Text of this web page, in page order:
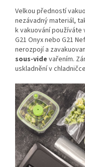
Velkou předností
nezávadný materiál,
k vakuování používáte
G21 Onyx nebo G21
nerozpojí a
sous-vide vařením.
uskladnění v